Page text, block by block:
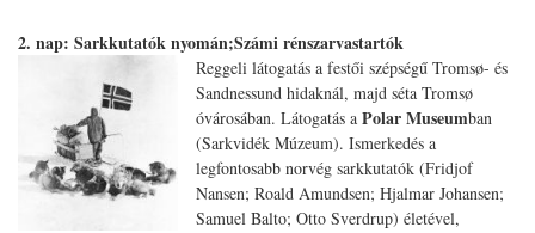
2. nap: Sarkkutatók nyomán;Számi rénszarvastartók
Reggeli látogatás a festői szépségű Tromsø- és
Sandnessund hidaknál, majd séta Tromsø
óvárosában. Látogatás a Polar Museumban
(Sarkvidék Múzeum). Ismerkedés a
legfontosabb norvég sarkkutatók (Fridjof
Nansen; Roald Amundsen; Hjalmar Johansen;
Samuel Balto; Otto Sverdrup) életével,